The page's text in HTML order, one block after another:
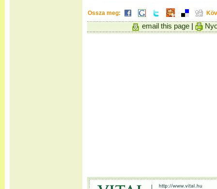
Ossza meg:
email this page